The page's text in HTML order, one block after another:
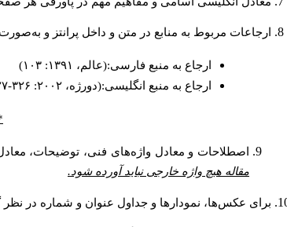
ارجاعات مربوط به منابع در متن و داخل پرانتز و
ارجاع به منبع فارسی:(عالم، ۱۳۹۱: ۱۰۳)
ارجاع به منبع انگلیسی:(دورژه، ۲۰۰۲: ۳۲۶-۳۲۷)
اصطلاحات و معادل واژه‌های فنی، توضیحات،
مقاله هیچ واژه خارجی نباید آورده شود.
برای عکس‌ها، نمودارها و جداول عنوان و شماره در